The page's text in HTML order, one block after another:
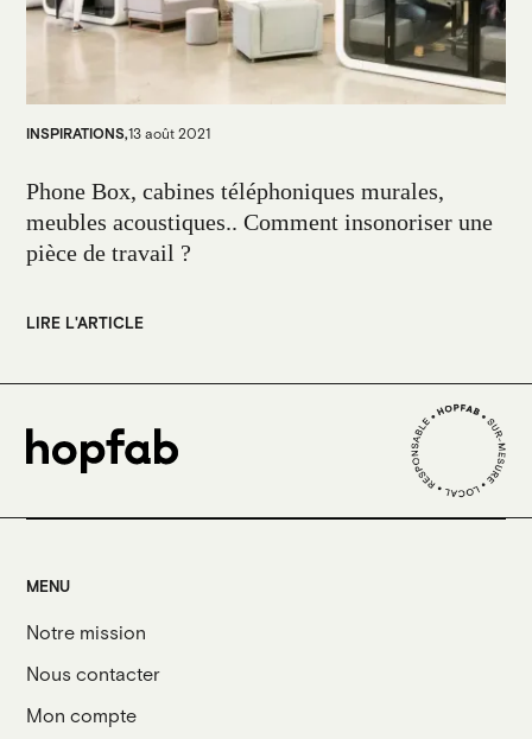
INSPIRATIONS,13 août 2021
Phone Box, cabines téléphoniques murales,
meubles acoustiques.. Comment insonoriser une
pièce de travail ?
LIRE L'ARTICLE
MENU
Notre mission
Nous contacter
Mon compte